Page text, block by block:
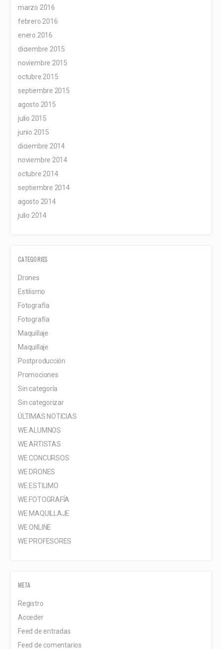
marzo 2016
febrero 2016
enero 2016
diciembre 2015
noviembre 2015
octubre 2015
septiembre 2015
agosto 2015
julio 2015
junio 2015
diciembre 2014
noviembre 2014
octubre 2014
septiembre 2014
agosto 2014
julio 2014
CATEGORIES
Drones
Estilismo
Fotografía
Fotografía
Maquillaje
Maquillaje
Postproducción
Promociones
Sin categoría
Sin categorizar
ÚLTIMAS NOTICIAS
WE ALUMNOS
WE ARTISTAS
WE CONCURSOS
WE DRONES
WE ESTILIMO
WE FOTOGRAFÍA
WE MAQUILLAJE
WE ONLINE
WE PROFESORES
META
Registro
Acceder
Feed de entradas
Feed de comentarios